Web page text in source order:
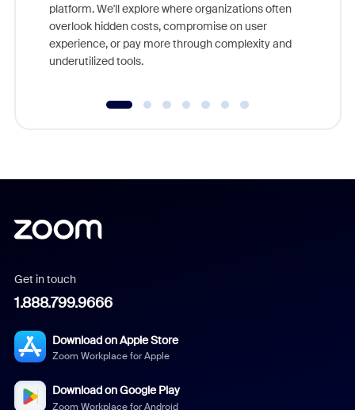
platform. We'll explore where organizations often
overlook hidden costs, compromise on user
experience, or pay more through complexity and
underutilized tools.
Get in touch
1.888.799.9666
Download on Apple Store
Zoom Workplace for Apple
Download on Google Play
Zoom Workplace for Android